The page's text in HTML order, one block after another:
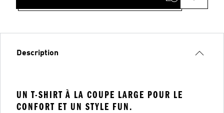
Description
UN T-SHIRT À LA COUPE LARGE POUR LE
CONFORT ET UN STYLE FUN.